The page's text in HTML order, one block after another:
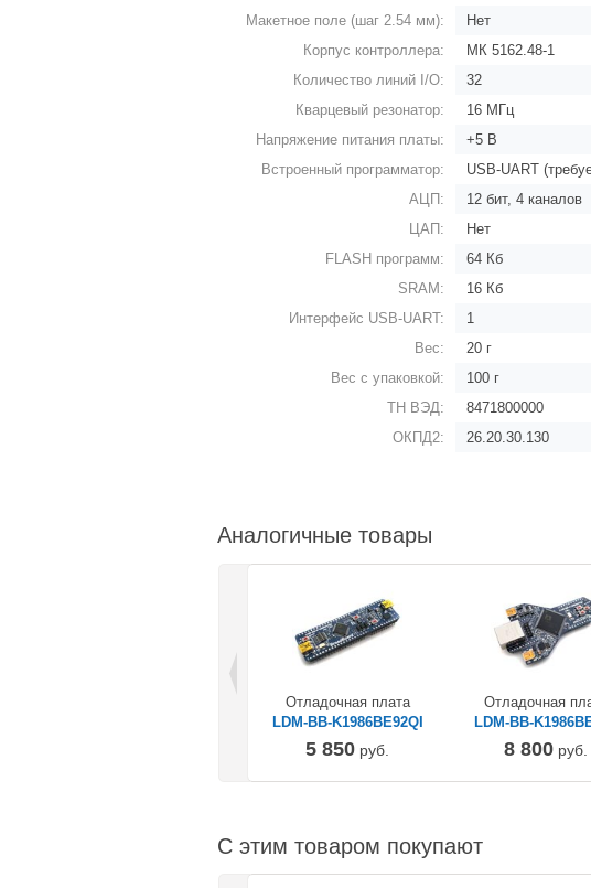
Макетное поле (шаг 2.54 мм):
Нет
Корпус контроллера:
МК 5162.48-1
Количество линий I/O:
32
Кварцевый резонатор:
16 МГц
Напряжение питания платы:
+5 В
Встроенный программатор:
USB-UART
АЦП:
12 бит, 4 каналов
ЦАП:
Нет
FLASH программ:
64 Кб
SRAM:
16 Кб
Интерфейс USB-UART:
1
Вес:
20 г
Вес с упаковкой:
100 г
ТН ВЭД:
8471800000
ОКПД2:
26.20.30.130
Аналогичные товары
Отладочная плата
LDM-BB-K1986BE92QI
5 850 руб.
Отладочная
LDM-BB-
8 800 руб.
С этим товаром покупают